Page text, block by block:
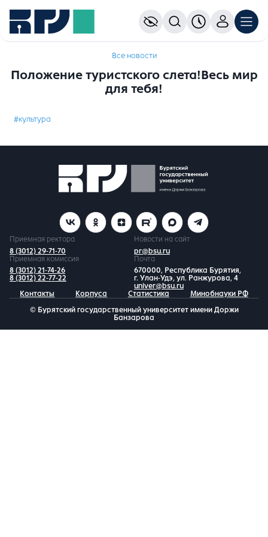
Все новости
Положение туристского слета!Весь мир
для тебя!
#культура
Приемная ректора
8 (3012) 29-71-70
Новости на сайт
pr@bsu.ru
Приемная комиссия
8 (3012) 21-74-26
8 (3012) 22-77-22
Почта
670000, Республика Бурятия,
г. Улан-Удэ, ул. Ранжурова, 4
univer@bsu.ru
Контакты
Корпуса Статистика Минобнауки РФ
© Бурятский государственный университет имени Доржи
Банзарова